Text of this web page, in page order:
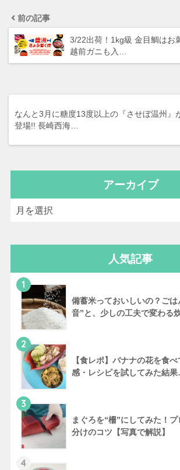
前の記事
3/22出荷！1kg級 金目鯛はお
越前ガニも入…
なんと3月に糖度13度以上の『させぼ温州』
登場!! 長崎西海…
アーカイブ
人気記事
1
備蓄米っておいしいの？ご
音”と、少しの工夫で変わる
2
【食レポ】バナナの花を食
感・レシピを試してみた結
3
まぐろを“柵”にしてみた！プ
分けのコツ【写真で解説】
4